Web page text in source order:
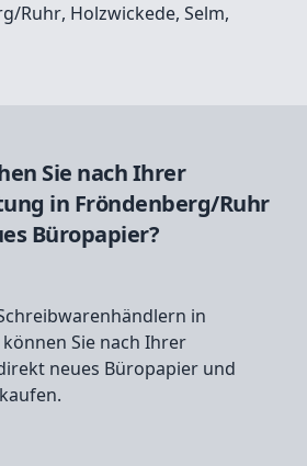
Ruhr, Holzwickede, Selm,
Sie nach Ihrer
in Fröndenberg/Ruhr
Büropapier?
in
Sie nach Ihrer
neues Büropapier und